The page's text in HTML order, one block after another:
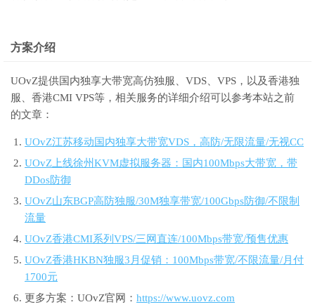
方案介绍
UOvZ提供国内独享大带宽高仿独服、VDS、VPS，以及香港独
服、香港CMI VPS等，相关服务的详细介绍可以参考本站之前
的文章：
UOvZ江苏移动国内独享大带宽VDS，高防/无限流量/无视CC
UOvZ上线徐州KVM虚拟服务器：国内100Mbps大带宽，带
DDos防御
UOvZ山东BGP高防独服/30M独享带宽/100Gbps防御/不限制
流量
UOvZ香港CMI系列VPS/三网直连/100Mbps带宽/预售优惠
UOvZ香港HKBN独服3月促销：100Mbps带宽/不限流量/月付
1700元
更多方案：UOvZ官网： https://www.uovz.com